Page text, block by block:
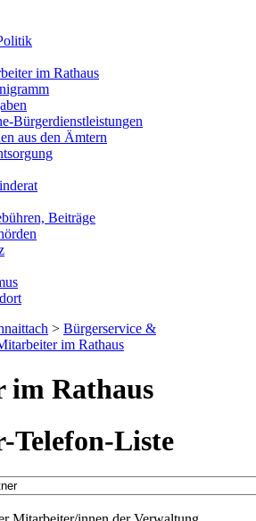
im Rathaus
Bürgerdienstleistungen
aus den Ämtern
Beiträge
> Bürgerservice &
im Rathaus
Rathaus
Liste